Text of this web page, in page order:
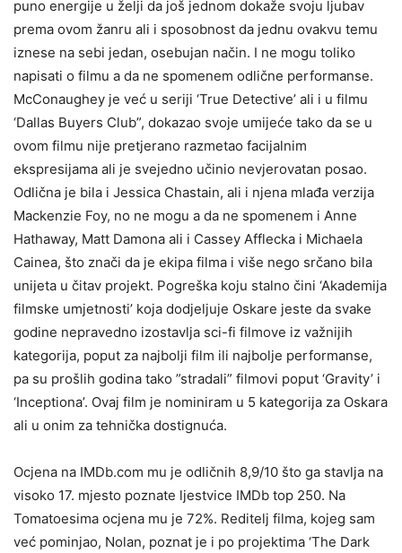
puno energije u želji da još jednom dokaže svoju ljubav
prema ovom žanru ali i sposobnost da jednu ovakvu temu
iznese na sebi jedan, osebujan način. I ne mogu toliko
napisati o filmu a da ne spomenem odlične performanse.
McConaughey je već u seriji ‘True Detective’ ali i u filmu
‘Dallas Buyers Club”, dokazao svoje umijeće tako da se u
ovom filmu nije pretjerano razmetao facijalnim
ekspresijama ali je svejedno učinio nevjerovatan posao.
Odlična je bila i Jessica Chastain, ali i njena mlađa verzija
Mackenzie Foy, no ne mogu a da ne spomenem i Anne
Hathaway, Matt Damona ali i Cassey Afflecka i Michaela
Cainea, što znači da je ekipa filma i više nego srčano bila
unijeta u čitav projekt. Pogreška koju stalno čini ‘Akademija
filmske umjetnosti’ koja dodjeljuje Oskare jeste da svake
godine nepravedno izostavlja sci-fi filmove iz važnijih
kategorija, poput za najbolji film ili najbolje performanse,
pa su prošlih godina tako ”stradali” filmovi poput ‘Gravity’ i
‘Inceptiona’. Ovaj film je nominiram u 5 kategorija za Oskara
ali u onim za tehnička dostignuća.
Ocjena na IMDb.com mu je odličnih 8,9/10 što ga stavlja na
visoko 17. mjesto poznate ljestvice IMDb top 250. Na
Tomatoesima ocjena mu je 72%. Reditelj filma, kojeg sam
već pominjao, Nolan, poznat je i po projektima ‘The Dark